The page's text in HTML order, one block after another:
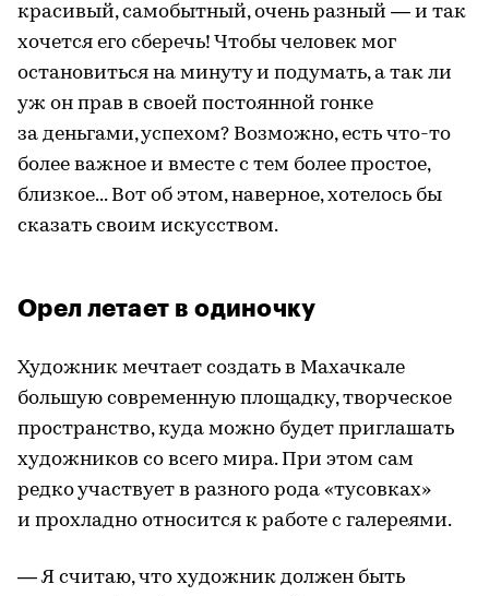
красивый, самобытный, очень разный — и так
хочется его сберечь! Чтобы человек мог
остановиться на минуту и подумать, а так ли
уж он прав в своей постоянной гонке
за деньгами, успехом? Возможно, есть что-то
более важное и вместе с тем более простое,
близкое... Вот об этом, наверное, хотелось бы
сказать своим искусством.
Орел летает в одиночку
Художник мечтает создать в Махачкале
большую современную площадку, творческое
пространство, куда можно будет приглашать
художников со всего мира. При этом сам
редко участвует в разного рода «тусовках»
и прохладно относится к работе с галереями.
— Я считаю, что художник должен быть